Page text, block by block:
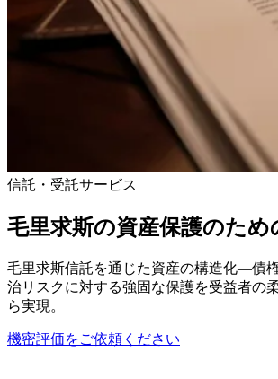
信託・受託サービス
毛里求斯の資産保護のため
毛里求斯信託を通じた資産の構造化—債
治リスクに対する強固な保護を受益者の
ら実現。
機密評価をご依頼ください